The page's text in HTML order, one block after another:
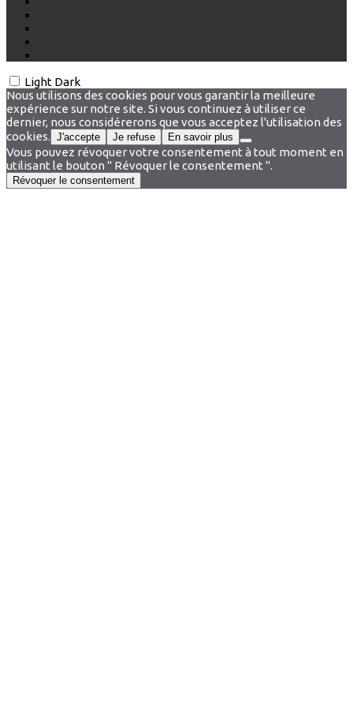
Light Dark
Nous utilisons des cookies pour vous garantir la meilleure
expérience sur notre site. Si vous continuez à utiliser ce
dernier, nous considérerons que vous acceptez l'utilisation des
cookies. J'accepte Je refuse En savoir plus
Vous pouvez révoquer votre consentement à tout moment en
utilisant le bouton " Révoquer le consentement ".
Révoquer le consentement